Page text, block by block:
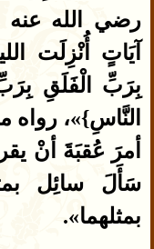
رضي الله عنه
آيَاتٍ أُنْزِلَت
بِرَبِّ الْفَلَقِ
النَّاسِ}»،
أمرَ عُقبَةَ أنْ
سَأَلَ سائِل
بمثلهما».